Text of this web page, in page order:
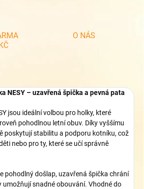
O NÁS
NESY – uzavřená špička a pevná pata
jsou ideální volbou pro holky, které
pohodlnou letní obuv. Díky vyššímu
poskytují stabilitu a podporu kotníku, což
nebo pro ty, které se učí správně
pohodlný došlap, uzavřená špička chrání
umožňují snadné obouvání. Vhodné do